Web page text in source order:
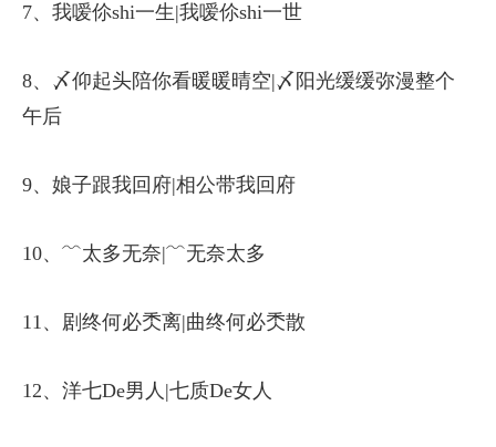
7、我嗳伱shi一生|我嗳伱shi一世
8、〆仰起头陪你看暖暖晴空|〆阳光缓缓弥漫整个
午后
9、娘子跟我回府|相公带我回府
10、﹌太多无奈|﹌无奈太多
11、剧终何必秂离|曲终何必秂散
12、洋七De男人|七质De女人